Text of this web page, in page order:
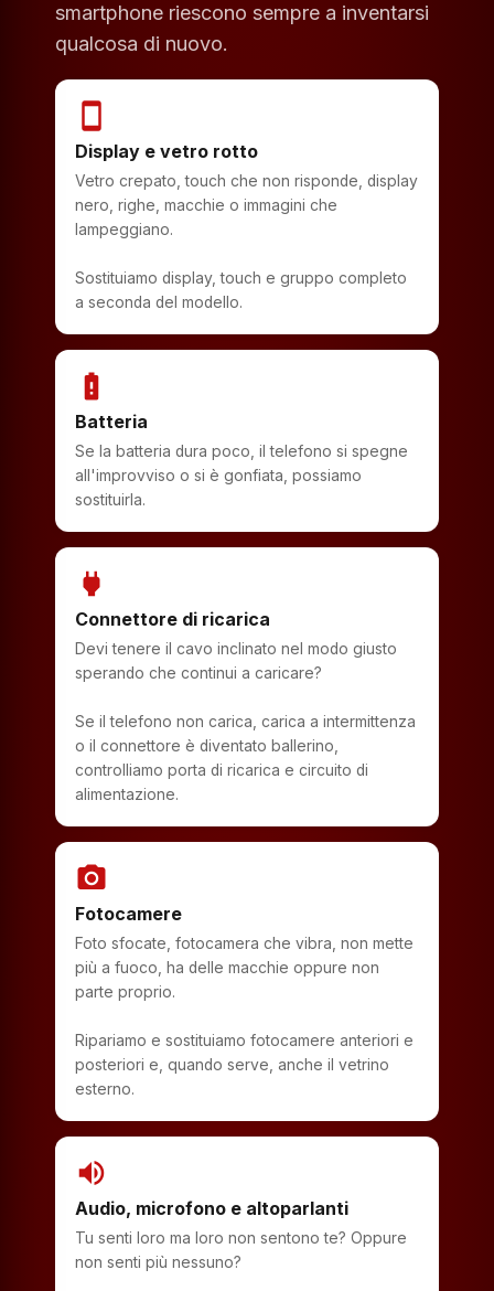
smartphone riescono sempre a inventarsi
qualcosa di nuovo.
smartphone
Display e vetro rotto
Vetro crepato, touch che non risponde, display
nero, righe, macchie o immagini che
lampeggiano.
Sostituiamo display, touch e gruppo completo
a seconda del modello.
battery_alert
Batteria
Se la batteria dura poco, il telefono si spegne
all'improvviso o si è gonfiata, possiamo
sostituirla.
power
Connettore di ricarica
Devi tenere il cavo inclinato nel modo giusto
sperando che continui a caricare?
Se il telefono non carica, carica a intermittenza
o il connettore è diventato ballerino,
controlliamo porta di ricarica e circuito di
alimentazione.
photo_camera
Fotocamere
Foto sfocate, fotocamera che vibra, non mette
più a fuoco, ha delle macchie oppure non
parte proprio.
Ripariamo e sostituiamo fotocamere anteriori e
posteriori e, quando serve, anche il vetrino
esterno.
volume_up
Audio, microfono e altoparlanti
Tu senti loro ma loro non sentono te? Oppure
non senti più nessuno?